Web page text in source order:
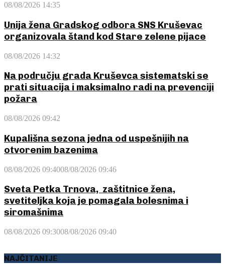
08/08/2026 14:35
Unija žena Gradskog odbora SNS Kruševac
organizovala štand kod Stare zelene pijace
08/08/2026 14:32
Na području grada Kruševca sistematski se
prati situacija i maksimalno radi na prevenciji
požara
08/08/2026 09:42
Kupališna sezona jedna od uspešnijih na
otvorenim bazenima
08/08/2026 09:4008/08/2026 09:46
Sveta Petka Trnova, zaštitnice žena,
svetiteljka koja je pomagala bolesnima i
siromašnima
08/08/2026 09:3008/08/2026 09:40
NAJČITANIJE